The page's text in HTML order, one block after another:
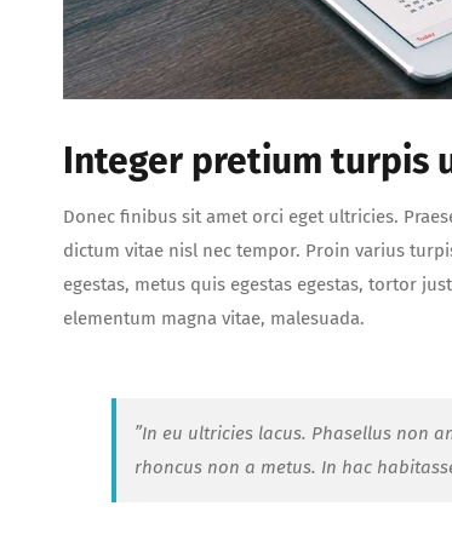
Integer pretium turpis
Donec finibus sit amet orci eget ultricies.
dictum vitae nisl nec tempor. Proin varius
egestas, metus quis egestas egestas, tortor
elementum magna vitae, malesuada.
”In eu ultricies lacus. Phasellus non
rhoncus non a metus. In hac